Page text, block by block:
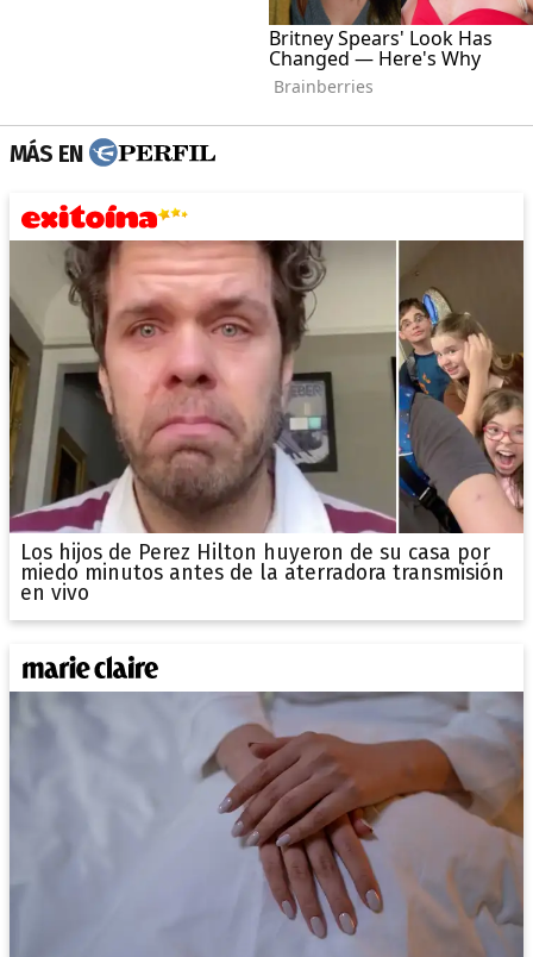
MÁS EN
Los hijos de Perez Hilton huyeron de su casa por
miedo minutos antes de la aterradora transmisión
en vivo